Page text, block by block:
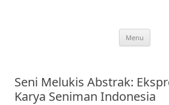
Menu
Seni Melukis Abstrak:
Karya Seniman Indonesia